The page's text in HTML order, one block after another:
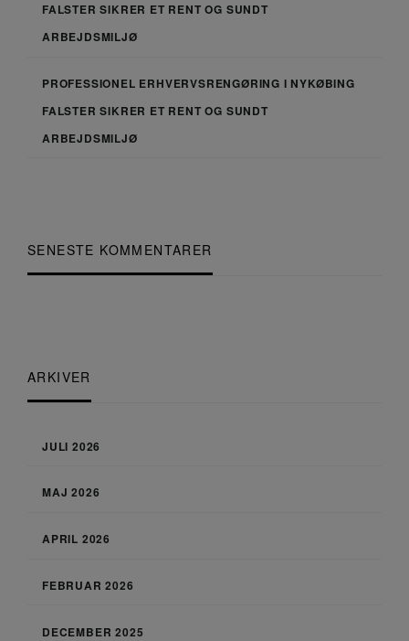
FALSTER SIKRER ET RENT OG SUNDT
ARBEJDSMILJØ
PROFESSIONEL ERHVERVSRENGØRING I NYKØBING
FALSTER SIKRER ET RENT OG SUNDT
ARBEJDSMILJØ
SENESTE KOMMENTARER
ARKIVER
JULI 2026
MAJ 2026
APRIL 2026
FEBRUAR 2026
DECEMBER 2025